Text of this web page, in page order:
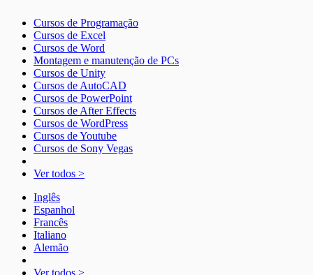
Cursos de Programação
Cursos de Excel
Cursos de Word
Montagem e manutenção de PCs
Cursos de Unity
Cursos de AutoCAD
Cursos de PowerPoint
Cursos de After Effects
Cursos de WordPress
Cursos de Youtube
Cursos de Sony Vegas
Ver todos >
Inglês
Espanhol
Francês
Italiano
Alemão
Ver todos >